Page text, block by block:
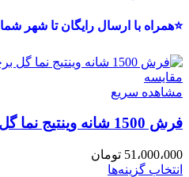
⭐همراه با ارسال رایگان تا شهر شما
مقایسه
مشاهده سریع
فرش 1500 شانه وینتیج نما گل برجسته کد 15034
51،000،000 تومان
انتخاب گزینه‌ها